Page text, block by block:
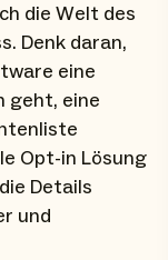
die Welt des
Denk daran,
eine
geht, eine
Opt-in Lösung
Details
und